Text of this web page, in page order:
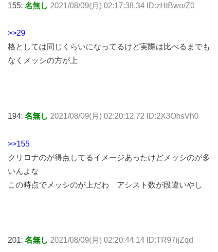
155: 名無し 2021/08/09(月) 02:17:38.34 ID:zHtBwo/Z0
>>29
格としては同じくらいになってるけど実際は比べるまでも
なくメッシの方が上
194: 名無し 2021/08/09(月) 02:20:12.72 ID:2X3OhsVh0
>>155
クリロナのが得点してるイメージあったけどメッシのが多
いんよな
この時点でメッシのが上だわ アシスト数が段違いやし
201: 名無し 2021/08/09(月) 02:20:44.14 ID:TR97ijZqd